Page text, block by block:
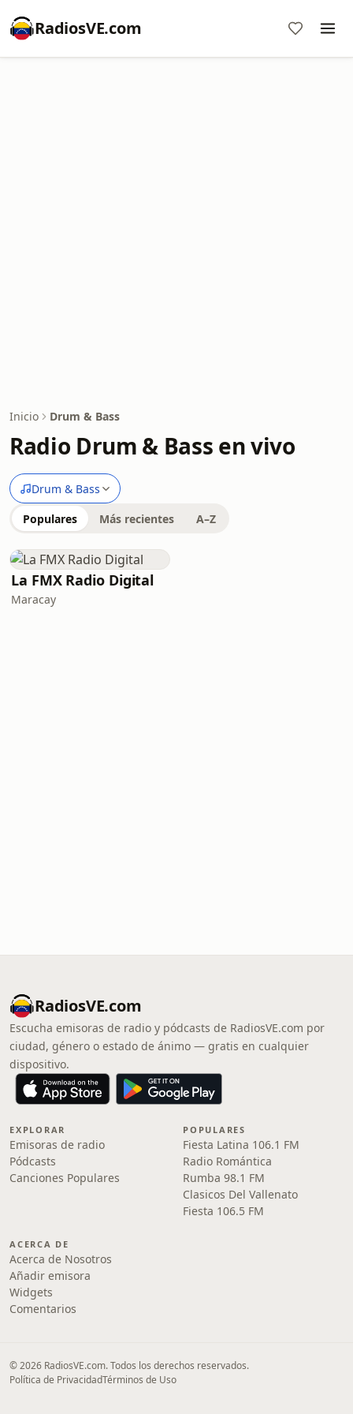
RadiosVE.com
Inicio Drum & Bass
Radio Drum & Bass en vivo
Drum & Bass
Populares Más recientes A–Z
La FMX Radio Digital
Maracay
RadiosVE.com
Escucha emisoras de radio y pódcasts de RadiosVE.com por
ciudad, género o estado de ánimo — gratis en cualquier
dispositivo.
EXPLORAR
Emisoras de radio
Pódcasts
Canciones Populares
POPULARES
Fiesta Latina 106.1 FM
Radio Romántica
Rumba 98.1 FM
Clasicos Del Vallenato
Fiesta 106.5 FM
ACERCA DE
Acerca de Nosotros
Añadir emisora
Widgets
Comentarios
© 2026 RadiosVE.com. Todos los derechos reservados.
Política de PrivacidadTérminos de Uso